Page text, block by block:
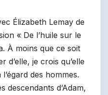
Élizabeth Lemay de
« De l’huile sur le
À moins que ce soit
je crois qu’elle
des hommes.
descendants d’Adam,